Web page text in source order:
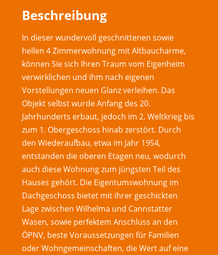
Beschreibung
In dieser wundervoll geschnittenen sowie
hellen 4 Zimmerwohnung mit Altbaucharme,
können Sie sich Ihren Traum vom Eigenheim
verwirklichen und ihm nach eigenen
Vorstellungen neuen Glanz verleihen. Das
Objekt selbst wurde Anfang des 20.
Jahrhunderts erbaut, jedoch im 2. Weltkrieg bis
zum 1. Obergeschoss hinab zerstört. Durch
den Wiederaufbau, etwa im Jahr 1954,
entstanden die oberen Etagen neu, wodurch
auch diese Wohnung zum jüngsten Teil des
Hauses gehört. Die Eigentumswohnung im
Dachgeschoss bietet mit ihrer geschickten
Lage zwischen Wilhelma und Cannstatter
Wasen, sowie perfektem Anschluss an den
ÖPNV, beste Voraussetzungen für Familien
oder Wohngemeinschaften, die Wert auf eine